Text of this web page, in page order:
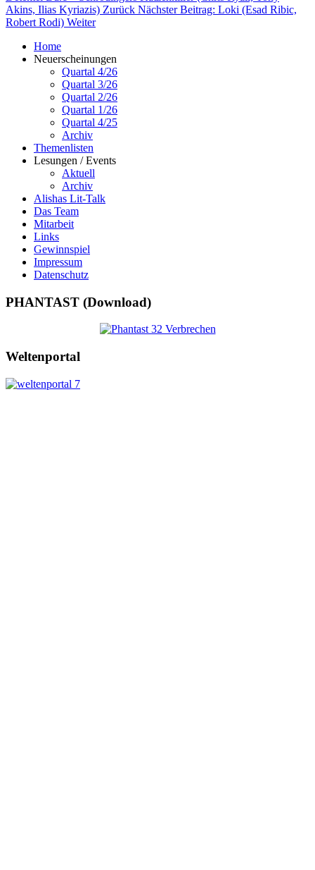
Akins, Ilias Kyriazis) Zurück Nächster Beitrag: Loki (Esad Ribic,
Robert Rodi) Weiter
Home
Neuerscheinungen
Quartal 4/26
Quartal 3/26
Quartal 2/26
Quartal 1/26
Quartal 4/25
Archiv
Themenlisten
Lesungen / Events
Aktuell
Archiv
Alishas Lit-Talk
Das Team
Mitarbeit
Links
Gewinnspiel
Impressum
Datenschutz
PHANTAST (Download)
Weltenportal